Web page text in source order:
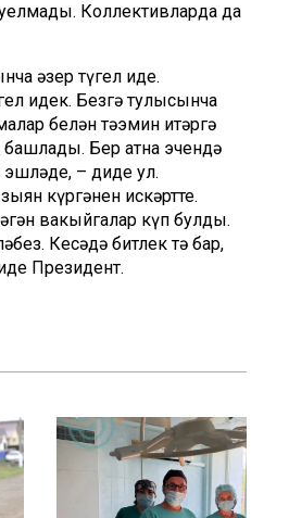
Коллективларда да
әзер түгел иде.
идек. Безгә тулысынча
белән тәэмин итәргә
башлады. Бер атна эчендә
– диде ул.
күргәнен искәртте.
вакыйгалар күп булды.
Кесәдә битлек тә бар,
Президент.